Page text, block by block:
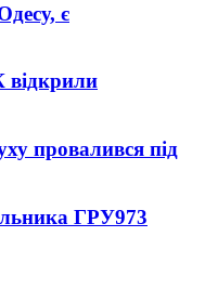
є
відкрили
провалився під
ГРУ973